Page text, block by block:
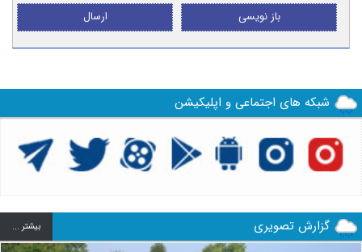
ارسال باز نویسی
شبکه های اجتماعی و اپلیکیشن
گزارش تصویری بيشتر ...